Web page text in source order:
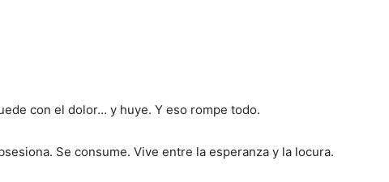
con el dolor… y huye. Y eso rompe todo.
Se consume. Vive entre la esperanza y la locura.